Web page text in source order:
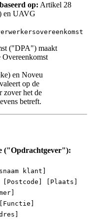
op: Artikel 28
en UAVG
("DPA") maakt
en Noveu
op de
zover het de
betreft.
("Opdrachtgever"):
klant]
[Postcode] [Plaats]